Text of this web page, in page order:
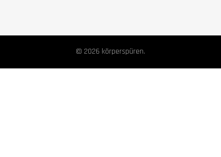
© 2026 körperspüren.